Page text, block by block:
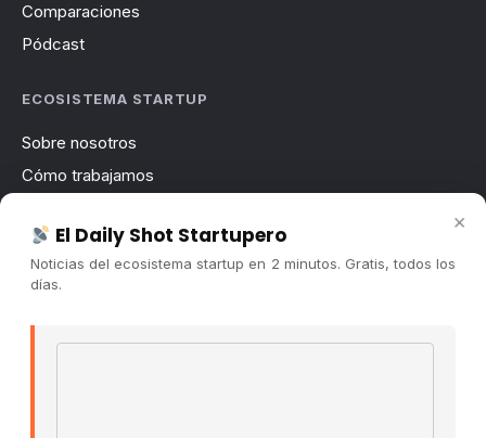
Comparaciones
Pódcast
ECOSISTEMA STARTUP
Sobre nosotros
Cómo trabajamos
Contacto
Publicidad
×
El Daily Shot Startupero
Noticias del ecosistema startup en 2 minutos. Gratis, todos los
días.